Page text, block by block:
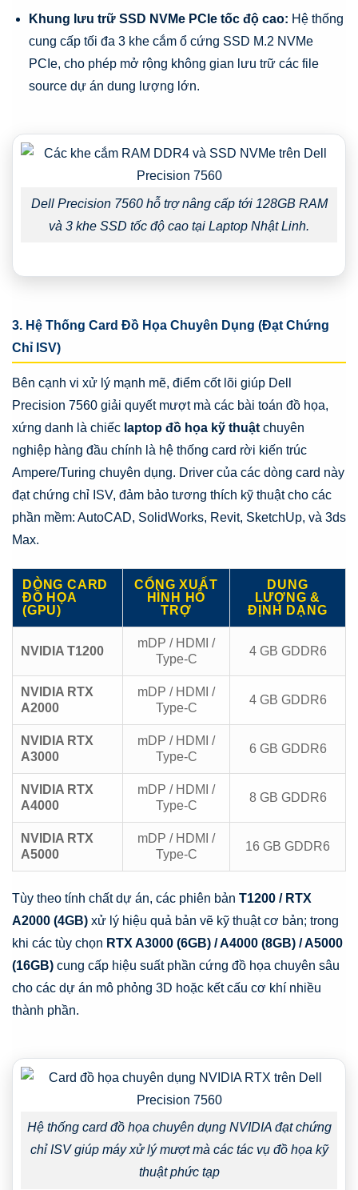
Khung lưu trữ SSD NVMe PCIe tốc độ cao: Hệ thống
cung cấp tối đa 3 khe cắm ổ cứng SSD M.2 NVMe
PCIe, cho phép mở rộng không gian lưu trữ các file
source dự án dung lượng lớn.
Dell Precision 7560 hỗ trợ nâng cấp tới 128GB RAM
và 3 khe SSD tốc độ cao tại Laptop Nhật Linh.
3. Hệ Thống Card Đồ Họa Chuyên Dụng (Đạt Chứng
Chỉ ISV)
Bên cạnh vi xử lý mạnh mẽ, điểm cốt lõi giúp Dell
Precision 7560 giải quyết mượt mà các bài toán đồ họa,
xứng danh là chiếc laptop đồ họa kỹ thuật chuyên
nghiệp hàng đầu chính là hệ thống card rời kiến trúc
Ampere/Turing chuyên dụng. Driver của các dòng card này
đạt chứng chỉ ISV, đảm bảo tương thích kỹ thuật cho các
phần mềm: AutoCAD, SolidWorks, Revit, SketchUp, và 3ds
Max.
DÒNG CARD
ĐỒ HỌA
(GPU)
CỔNG XUẤT
HÌNH HỖ
TRỢ
DUNG
LƯỢNG &
ĐỊNH DẠNG
NVIDIA T1200
mDP / HDMI /
Type-C
4 GB GDDR6
NVIDIA RTX
A2000
mDP / HDMI /
Type-C
4 GB GDDR6
NVIDIA RTX
A3000
mDP / HDMI /
Type-C
6 GB GDDR6
NVIDIA RTX
A4000
mDP / HDMI /
Type-C
8 GB GDDR6
NVIDIA RTX
A5000
mDP / HDMI /
Type-C
16 GB GDDR6
Tùy theo tính chất dự án, các phiên bản T1200 / RTX
A2000 (4GB) xử lý hiệu quả bản vẽ kỹ thuật cơ bản; trong
khi các tùy chọn RTX A3000 (6GB) / A4000 (8GB) / A5000
(16GB) cung cấp hiệu suất phần cứng đồ họa chuyên sâu
cho các dự án mô phỏng 3D hoặc kết cấu cơ khí nhiều
thành phần.
Hệ thống card đồ họa chuyên dụng NVIDIA đạt chứng
chỉ ISV giúp máy xử lý mượt mà các tác vụ đồ họa kỹ
thuật phức tạp